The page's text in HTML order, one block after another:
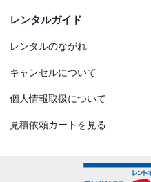
レンタルガイド
レンタルのながれ
キャンセルについて
個人情報取扱について
見積依頼カートを見る